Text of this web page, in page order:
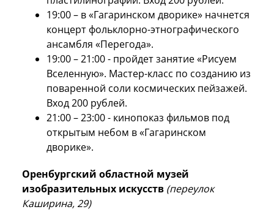
19:00 – в «Гагаринском дворике» начнется
концерт фольклорно-этнографического
ансамбля «Перегода».
19:00 – 21:00 - пройдет занятие «Рисуем
Вселенную». Мастер-класс по созданию из
поваренной соли космических пейзажей.
Вход 200 рублей.
21:00 – 23:00 - кинопоказ фильмов под
открытым небом в «Гагаринском
дворике».
Оренбургский областной музей
изобразительных искусств (переулок
Каширина, 29)